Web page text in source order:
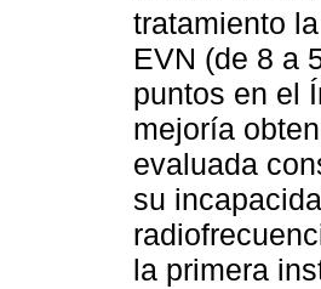
tratamiento
EVN (de 8 a
puntos en el
mejoría
evaluada
su
la primera